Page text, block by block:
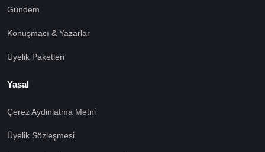
Gündem
Konuşmacı & Yazarlar
Üyelik Paketleri
Yasal
Çerez Aydinlatma Metni̇
Üyeli̇k Sözleşmesi̇